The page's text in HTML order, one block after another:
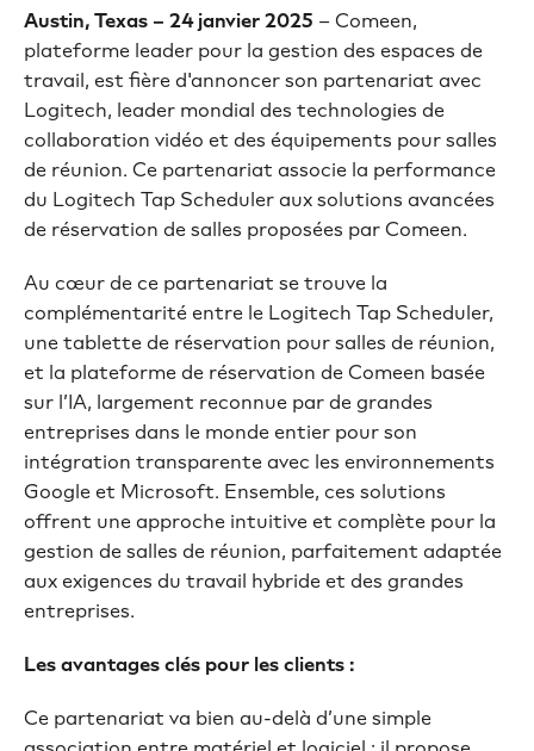
Austin, Texas – 24 janvier 2025 – Comeen,
plateforme leader pour la gestion des espaces de
travail, est fière d'annoncer son partenariat avec
Logitech, leader mondial des technologies de
collaboration vidéo et des équipements pour salles
de réunion. Ce partenariat associe la performance
du Logitech Tap Scheduler aux solutions avancées
de réservation de salles proposées par Comeen.
Au cœur de ce partenariat se trouve la
complémentarité entre le Logitech Tap Scheduler,
une tablette de réservation pour salles de réunion,
et la plateforme de réservation de Comeen basée
sur l’IA, largement reconnue par de grandes
entreprises dans le monde entier pour son
intégration transparente avec les environnements
Google et Microsoft. Ensemble, ces solutions
offrent une approche intuitive et complète pour la
gestion de salles de réunion, parfaitement adaptée
aux exigences du travail hybride et des grandes
entreprises.
Les avantages clés pour les clients :
Ce partenariat va bien au-delà d’une simple